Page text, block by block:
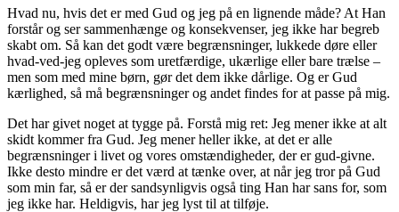
Hvad nu, hvis det er med Gud og jeg på en lignende måde? At Han
forstår og ser sammenhænge og konsekvenser, jeg ikke har begreb
skabt om. Så kan det godt være begrænsninger, lukkede døre eller
hvad-ved-jeg opleves som uretfærdige, ukærlige eller bare trælse –
men som med mine børn, gør det dem ikke dårlige. Og er Gud
kærlighed, så må begrænsninger og andet findes for at passe på mig.
Det har givet noget at tygge på. Forstå mig ret: Jeg mener ikke at alt
skidt kommer fra Gud. Jeg mener heller ikke, at det er alle
begrænsninger i livet og vores omstændigheder, der er gud-givne.
Ikke desto mindre er det værd at tænke over, at når jeg tror på Gud
som min far, så er der sandsynligvis også ting Han har sans for, som
jeg ikke har. Heldigvis, har jeg lyst til at tilføje.